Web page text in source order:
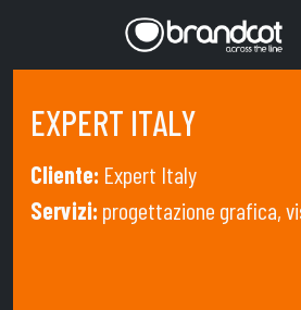
EXPERT ITALY
Cliente: Expert Italy
Servizi: progettazione grafica,